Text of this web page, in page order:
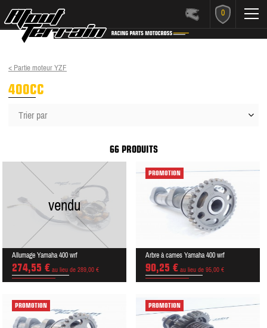
0
< Partie moteur YZF
400CC
Trier par
66 PRODUITS
vendu
Allumage Yamaha 400 wrf
274,55 €au lieu de 289,00 €
PROMOTION
Arbre à cames Yamaha 400 wrf
90,25 €au lieu de 95,00 €
PROMOTION PROMOTION